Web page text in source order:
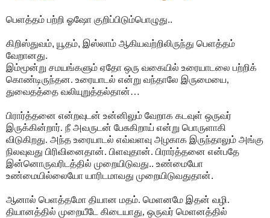
பெளத்தம் பற்றி ஓஷோ குறிப்பிடும்பொழுது..
கிறிஸ்துவம், யூதம், இஸ்லாம் ஆகியவற்றிலிருந்து பெளத்தம்
வேறானது.
இம்மூன்று சமயங்களும் ஏதோ ஒரு வகையில் உரையாடலை பற்றிக்
கொண்டிருந்தன. உரையாடல் என்று வந்தாலே இருமையை,
துவைதத்தை வலியுறுத்தல்தான்…
பிரார்த்தனை என்றவுடன் உன்னிலும் வேறாக கடவுள் ஒருவர்
இருக்கின்றார். நீ அவருடன் பேசுகிறாய் என்று பொருளாகி
விடுகிறது. அந்த உரையாடல் எவ்வளவு அழகாக இருந்தாலும் அங்கு
நிலவுவது பிரிவினைதான். பிளவுதான். பிரார்த்தனை என்பதே
இன்னொருவரிடத்தில் முறையிடுவது.. உண்மையோ
உண்மையில்லையோ யாரிடமாவது முறையிடுவதுதான்.
ஆனால் பெளத்தமோ தியான மதம். மெளனமே இதன் வழி.
தியானத்தில் முறையீடே கிடையாது, ஒருவர் மெளனத்தில்